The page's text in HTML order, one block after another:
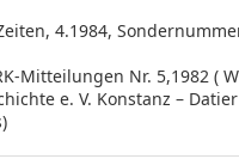
4.1984,
Mitteilungen Nr. 5,1982 (
e. V. Konstanz –